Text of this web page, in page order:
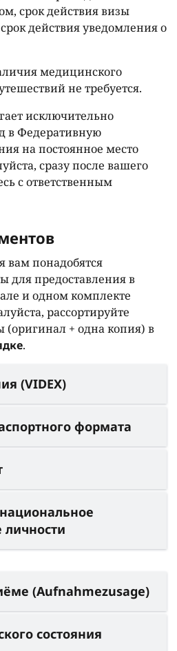
срок действия визы
действия уведомления о
медицинского
не требуется.
исключительно
в Федеративную
на постоянное место
сразу после вашего
с ответственным
вам понадобятся
для предоставления в
и одном комплекте
рассортируйте
(оригинал + одна копия) в
.
(VIDEX)
формата
личности
(Aufnahmezusage)
состояния